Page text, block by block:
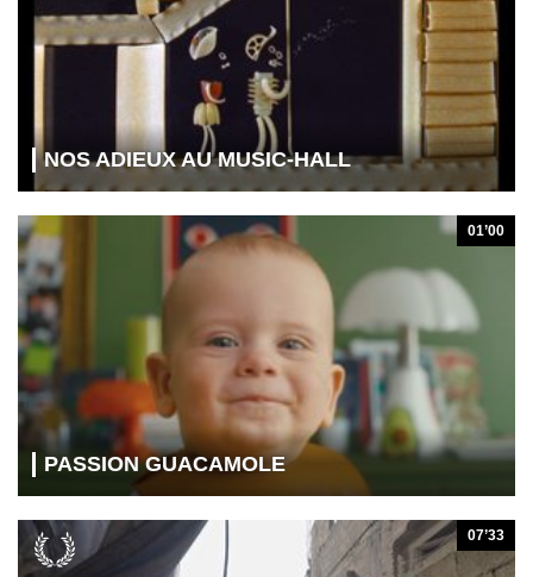
NOS ADIEUX AU MUSIC-HALL
PASSION GUACAMOLE
01’00
07’33